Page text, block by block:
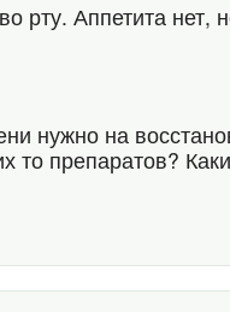
рту. Аппетита
нужно на
то препаратов?